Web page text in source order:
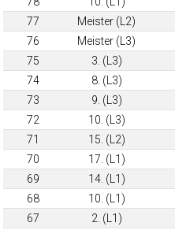
77
Meister (L2)
76
Meister (L3)
75
3. (L3)
74
8. (L3)
73
9. (L3)
72
10. (L3)
71
15. (L2)
70
17. (L1)
69
14. (L1)
68
10. (L1)
67
2. (L1)